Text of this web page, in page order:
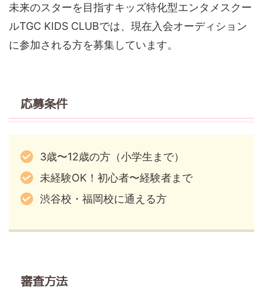
未来のスターを目指すキッズ特化型エンタメスクー
ルTGC KIDS CLUBでは、現在入会オーディション
に参加される方を募集しています。
応募条件
3歳〜12歳の方（小学生まで）
未経験OK！初心者〜経験者まで
渋谷校・福岡校に通える方
審査方法